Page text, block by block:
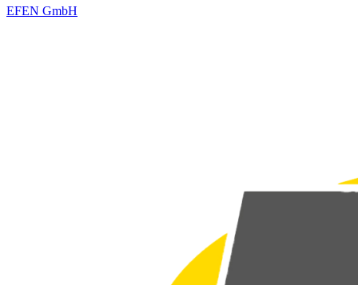
EFEN GmbH